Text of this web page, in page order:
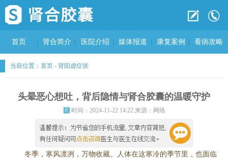
首页 肾合简介 医院介绍 媒体报道 康复案例 看病攻略
当前位置： 首页 - 肾阳虚症状
头晕恶心想吐，背后隐情与肾合胶囊的温暖守护
时间：2024-11-22 14:22 来源：网络
冬季，寒风凛冽，万物收藏。人体在这寒冷的季节里，也面临